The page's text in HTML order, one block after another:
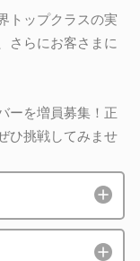
トップクラスの実
さらにお客さまに
ーを増員募集！正
ひ挑戦してみませ